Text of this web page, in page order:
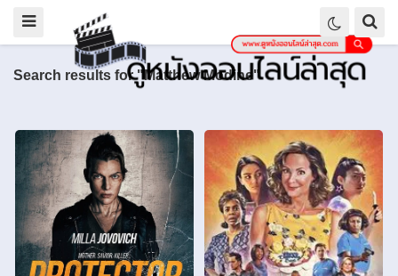
Search results for "Matthew Modine"